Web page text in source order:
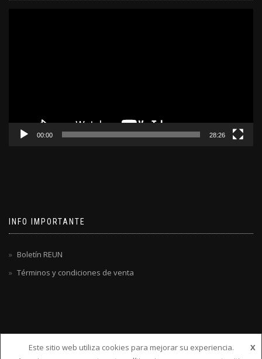
00:00 28:26
INFO IMPORTANTE
Boletín REUN
Términos y condiciones de venta
Este sitio web utiliza cookies para mejorar su experiencia.
X